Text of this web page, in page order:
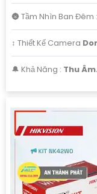
🌚 Tầm Nhìn Ban Đêm :
↕️ Thiết Kế Camera
️🔔 Khả Năng : Thu Âm.